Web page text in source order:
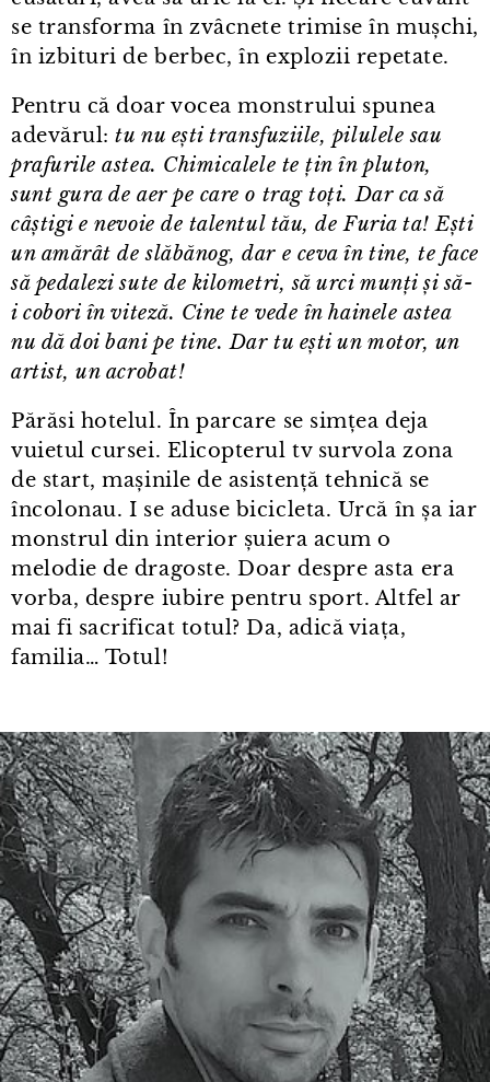
se transforma în zvâcnete trimise în mușchi,
în izbituri de berbec, în explozii repetate.
Pentru că doar vocea monstrului spunea
adevărul:tu nu ești transfuziile, pilulele sau
prafurile astea. Chimicalele te țin în pluton,
sunt gura de aer pe care o trag toți. Dar ca să
câștigi e nevoie de talentul tău, de Furia ta! Ești
un amărât de slăbănog, dar e ceva în tine, te face
să pedalezi sute de kilometri, să urci munți și să-
i cobori în viteză. Cine te vede în hainele astea
nu dă doi bani pe tine. Dar tu ești un motor, un
artist, un acrobat!
Părăsi hotelul. În parcare se simțea deja
vuietul cursei. Elicopterul tv survola zona
de start, mașinile de asistență tehnică se
încolonau. I se aduse bicicleta. Urcă în șa iar
monstrul din interior șuiera acum o
melodie de dragoste. Doar despre asta era
vorba, despre iubire pentru sport. Altfel ar
mai fi sacrificat totul? Da, adică viața,
familia… Totul!